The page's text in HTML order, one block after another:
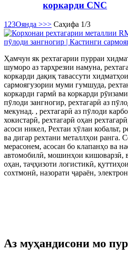
коркарди CNC
1 23Оянда >>> Саҳифа 1/3
Ҳамчун як рехтагарии пурраи
шуморо аз тарҳрезии намуна,
коркарди дақиқ тавассути
сармоягузории муми гумшуда,
коркарди гармӣ ва коркарди
пӯлоди зангногир, рехтагарӣ аз
мекунад. , рехтагарӣ аз пӯлоди
хокистарӣ, рехтагарӣ оҳан
асоси никел, Рехтаи хӯлаи кобальт,
ва дигар рехтани металлҳои ранга.
мерасонем, асосан бо клапанҳо ва
автомобилӣ, мошинҳои кишоварзӣ,
оҳан, таҷҳизоти логистикӣ,
сохтмонӣ, назорати ҷараён,
Аз муҳандисони мо